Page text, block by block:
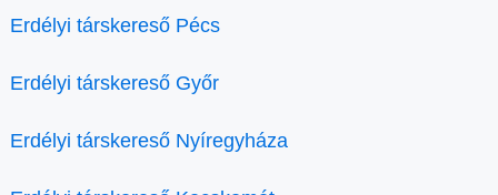
Erdélyi társkereső Pécs
Erdélyi társkereső Győr
Erdélyi társkereső Nyíregyháza